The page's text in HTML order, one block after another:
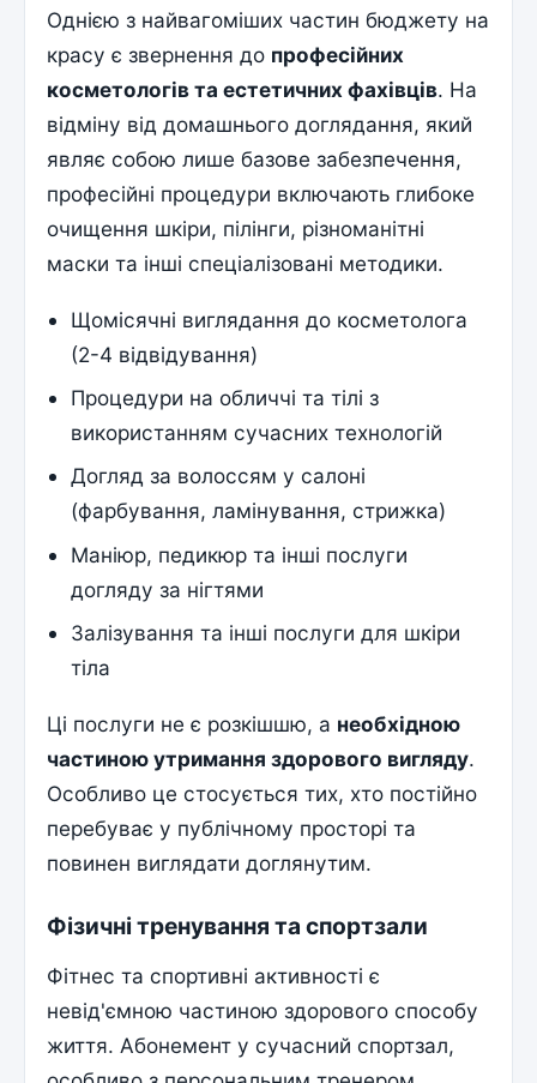
Однією з найвагоміших частин бюджету на
красу є звернення до професійних
косметологів та естетичних фахівців. На
відміну від домашнього доглядання, який
являє собою лише базове забезпечення,
професійні процедури включають глибоке
очищення шкіри, пілінги, різноманітні
маски та інші спеціалізовані методики.
Щомісячні виглядання до косметолога
(2-4 відвідування)
Процедури на обличчі та тілі з
використанням сучасних технологій
Догляд за волоссям у салоні
(фарбування, ламінування, стрижка)
Маніюр, педикюр та інші послуги
догляду за нігтями
Залізування та інші послуги для шкіри
тіла
Ці послуги не є розкішшю, а необхідною
частиною утримання здорового вигляду.
Особливо це стосується тих, хто постійно
перебуває у публічному просторі та
повинен виглядати доглянутим.
Фізичні тренування та спортзали
Фітнес та спортивні активності є
невід'ємною частиною здорового способу
життя. Абонемент у сучасний спортзал,